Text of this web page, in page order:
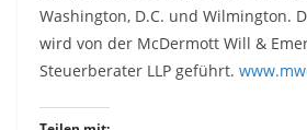
Washington, D.C. und Wilmington.
wird von der McDermott Will &
Steuerberater LLP geführt.